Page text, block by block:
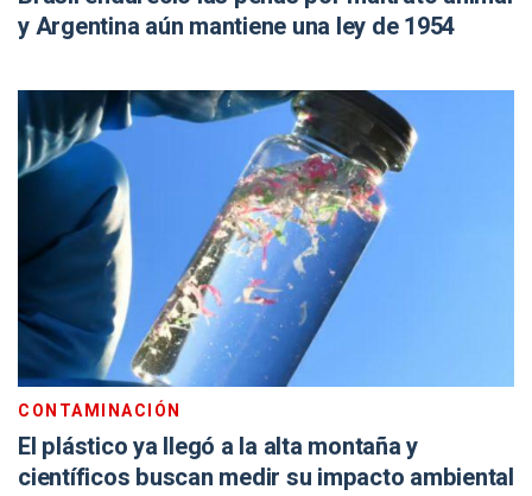
y Argentina aún mantiene una ley de 1954
CONTAMINACIÓN
El plástico ya llegó a la alta montaña y
científicos buscan medir su impacto ambiental